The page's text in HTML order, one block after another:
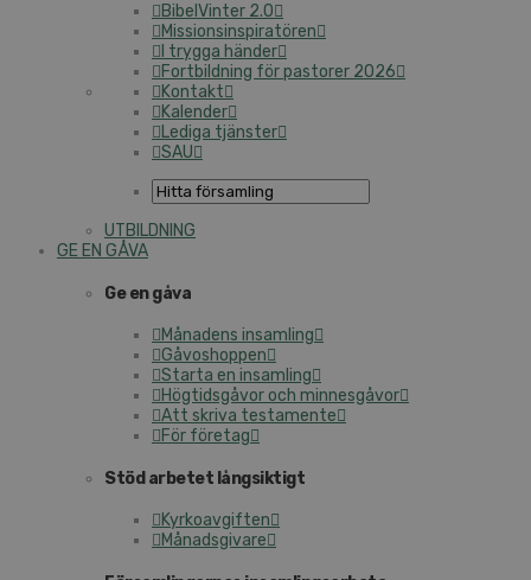
BibelVinter 2.0
Missionsinspiratören
I trygga händer
Fortbildning för pastorer 2026
Kontakt
Kalender
Lediga tjänster
SAU
UTBILDNING
GE EN GÅVA
Ge en gåva
Månadens insamling
Gåvoshoppen
Starta en insamling
Högtidsgåvor och minnesgåvor
Att skriva testamente
För företag
Stöd arbetet långsiktigt
Kyrkoavgiften
Månadsgivare